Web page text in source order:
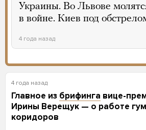
Украины. Во Львове
в войне. Киев под
4 года назад
4 года назад
Главное из брифинга вице-
Ирины Верещук — о работе
коридоров